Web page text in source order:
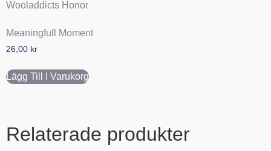
Meaningfull Moment
26,00 kr
Lägg Till I Varukorg
Relaterade produkter